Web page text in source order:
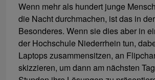
Wenn mehr als hundert junge
die Nacht durchmachen, ist das in
Besonderes. Wenn sie dies aber in
der Hochschule Niederrhein tun,
Laptops zusammensitzen, an
skizzieren, um dann am nächsten